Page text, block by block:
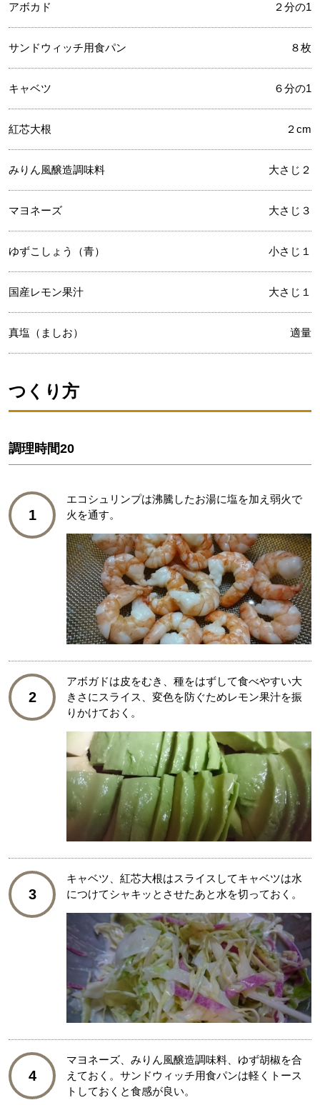
アボカド ２分の1
サンドウィッチ用食パン ８枚
キャベツ ６分の1
紅芯大根 ２cm
みりん風醸造調味料 大さじ２
マヨネーズ 大さじ３
ゆずこしょう（青） 小さじ１
国産レモン果汁 大さじ１
真塩（ましお） 適量
つくり方
調理時間20
1
エコシュリンプは沸騰したお湯に塩を加え弱火で
火を通す。
2
アボガドは皮をむき、種をはずして食べやすい大
きさにスライス、変色を防ぐためレモン果汁を振
りかけておく。
3
キャベツ、紅芯大根はスライスしてキャベツは水
につけてシャキッとさせたあと水を切っておく。
4
マヨネーズ、みりん風醸造調味料、ゆず胡椒を合
えておく。サンドウィッチ用食パンは軽くトース
トしておくと食感が良い。